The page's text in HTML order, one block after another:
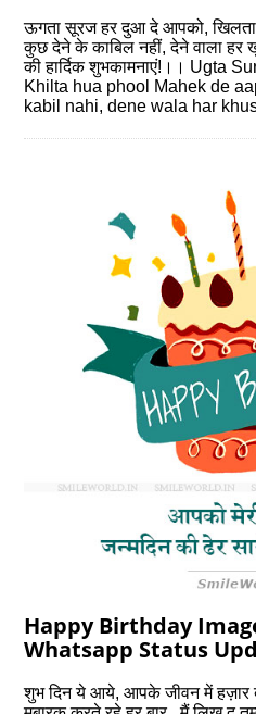
ऊगता सूरज हर दुआ दे आपको,
कुछ देने के काबिल नहीं, देने वाला हर
की हार्दिक शुभकामनाएं!।। Ugta
Khilta hua phool Mahek de
kabil nahi, dene wala har
Happy Birthday
Whatsapp Status
शुभ दिन ये आये, आपके जीवन में हज़ार